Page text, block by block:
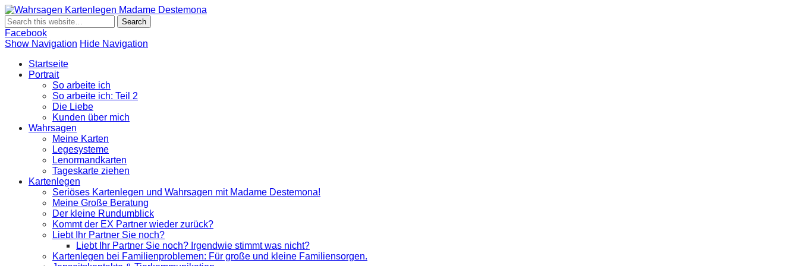
Wahrsagen und Kartenlegen Madame Destemona
Facebook
Show Navigation Hide Navigation
Startseite
Portrait
So arbeite ich
So arbeite ich: Teil 2
Die Liebe
Kunden über mich
Wahrsagen
Meine Karten
Legesysteme
Lenormandkarten
Tageskarte ziehen
Kartenlegen
Seriöses Kartenlegen und Wahrsagen mit Madame Destemona!
Meine Große Beratung
Der kleine Rundumblick
Kommt der EX Partner wieder zurück?
Liebt Ihr Partner Sie noch?
Liebt Ihr Partner Sie noch? Irgendwie stimmt was nicht?
Kartenlegen bei Familienproblemen: Für große und kleine Familiensorgen.